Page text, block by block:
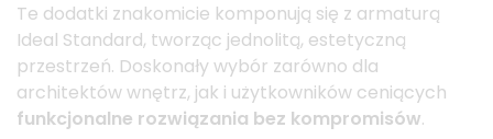
Te dodatki znakomicie komponują się z armaturą
Ideal Standard, tworząc jednolitą, estetyczną
przestrzeń. Doskonały wybór zarówno dla
architektów wnętrz, jak i użytkowników ceniących
funkcjonalne rozwiązania bez kompromisów.